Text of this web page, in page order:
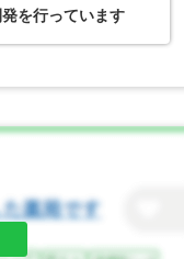
を行っています